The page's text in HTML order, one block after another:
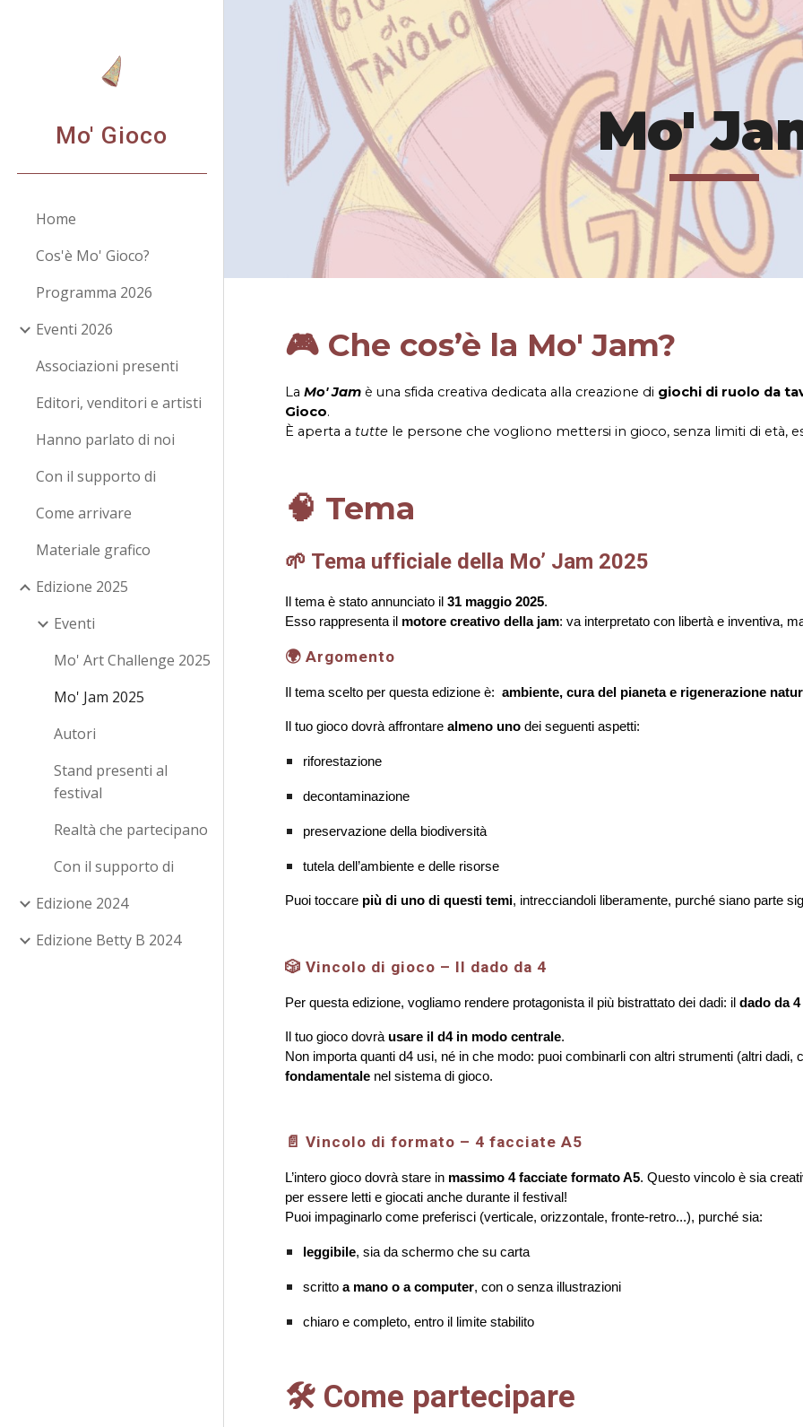
Skip to main content Skip to
Mo' Gioco
Home
Cos'è Mo' Gioco?
Programma 2026
Eventi 2026
Associazioni presenti
Editori, venditori e artisti
Hanno parlato di noi
Con il supporto di
Come arrivare
Materiale grafico
Edizione 2025
Eventi
Mo' Art Challenge 2025
Mo' Jam 2025
Autori
Stand presenti al
festival
Realtà che partecipano
Con il supporto di
Edizione 2024
Edizione Betty B 2024
Mo'
🎮 Che cos’è la Mo' Jam?
LaMo' Jam è una sfida creativa dedicata alla creazione di giochi di ruolo da
Gioco.
È aperta a tutte le persone che vogliono mettersi in gioco, senza limiti di età,
🧠 Tema
🌱 Tema ufficiale della Mo’ Jam 2025
Il tema è stato annunciato il31 maggio 2025.
Esso rappresenta il motore creativo della jam: va interpretato con libertà e inventiva,
🌍 Argomento
Il tema scelto per questa edizione è:ambiente, cura del pianeta e rigenerazione
Il tuo gioco dovrà affrontarealmeno uno dei seguenti aspetti:
riforestazione
decontaminazione
preservazione della biodiversità
tutela dell’ambiente e delle risorse
Puoi toccare più di uno di questi temi, intrecciandoli liberamente, purché siano parte
🎲 Vincolo di gioco – Il dado da 4
Per questa edizione, vogliamo rendere protagonista il più bistrattato dei dadi: ildado da
Il tuo gioco dovrà usare il d4 in modo centrale.
Non importa quanti d4 usi, né in che modo: puoi combinarli con altri strumenti (altri
fondamentale nel sistema di gioco.
📄 Vincolo di formato – 4 facciate A5
L’intero gioco dovrà stare in massimo 4 facciate formato A5.Questo vincolo è sia
per essere letti e giocati anche durante il festival!
Puoi impaginarlo come preferisci (verticale, orizzontale, fronte-retro...), purché sia:
leggibile, sia da schermo che su carta
scrittoa mano o a computer, con o senza illustrazioni
chiaro e completo, entro il limite stabilito
🛠️ Come partecipare